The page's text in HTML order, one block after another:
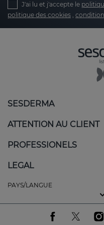
Relief from
skin is constant
are formulated
ingredients that
Restoring the skin
ability to retain
include
prevent water
ability to stay
Intense and
moisturisation is
J'ai lu et j'accepte le
politique des cookies ,
SESDERMA
ATTENTION AU CLIENT
PROFESSIONELS
LEGAL
PAYS/LANGUE